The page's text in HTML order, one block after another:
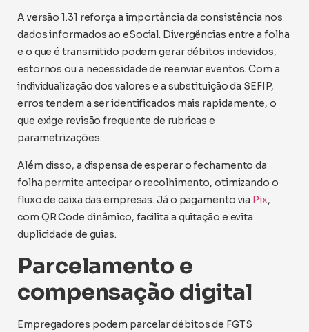
A versão 1.31 reforça a importância da consistência nos
dados informados ao eSocial. Divergências entre a folha
e o que é transmitido podem gerar débitos indevidos,
estornos ou a necessidade de reenviar eventos. Com a
individualização dos valores e a substituição da SEFIP,
erros tendem a ser identificados mais rapidamente, o
que exige revisão frequente de rubricas e
parametrizações.
Além disso, a dispensa de esperar o fechamento da
folha permite antecipar o recolhimento, otimizando o
fluxo de caixa das empresas. Já o pagamento via Pix,
com QR Code dinâmico, facilita a quitação e evita
duplicidade de guias.
Parcelamento e
compensação digital
Empregadores podem parcelar débitos de FGTS